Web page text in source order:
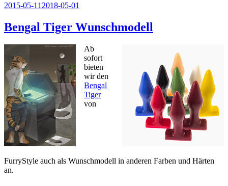
Veröffentlicht
2015-05-11 2018-05-01
Bengal Tiger Wunschmodell
Ab
sofort
bieten
wir den
Bengal
Tiger
von
FurryStyle auch als Wunschmodell in anderen Farben und Härten
an.